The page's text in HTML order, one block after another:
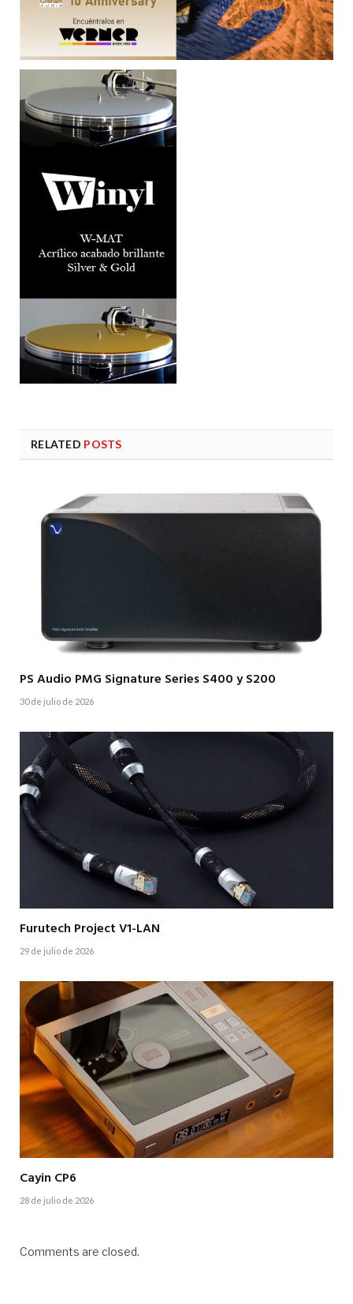
RELATED POSTS
PS Audio PMG Signature Series S400 y S200
30 de julio de 2026
Furutech Project V1-LAN
29 de julio de 2026
Cayin CP6
28 de julio de 2026
Comments are closed.